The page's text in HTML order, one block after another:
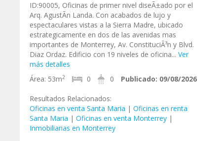
ID:90005, Oficinas de primer nivel diseÃ±ado por el
Arq. AgustÃ­n Landa. Con acabados de lujo y
espectaculares vistas a la Sierra Madre, ubicado
estrategicamente en dos de las avenidas mas
importantes de Monterrey, Av. ConstituciÃ³n y Blvd.
Diaz Ordaz. Edificio con 19 niveles de oficina... Ver
más detalles
Área: 53m2 0 0 Publicado: 09/08/2026
Resultados Relacionados:
Oficinas en venta Santa Maria | Oficinas en renta
Santa Maria | Oficinas en venta Monterrey |
Inmobiliarias en Monterrey